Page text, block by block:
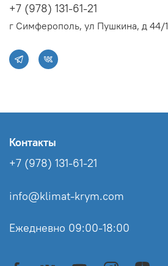
+7 (978) 131-61-21
г Симферополь, ул Пушкина, д 44/1
Контакты
+7 (978) 131-61-21
info@klimat-krym.com
Ежедневно 09:00-18:00